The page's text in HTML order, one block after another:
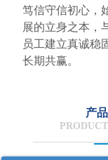
笃信守信初心，
展的立身之本，
员工建立真诚稳
长期共赢。
产